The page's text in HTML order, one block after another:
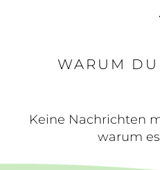
WARUM
Keine Nachrichten
warum